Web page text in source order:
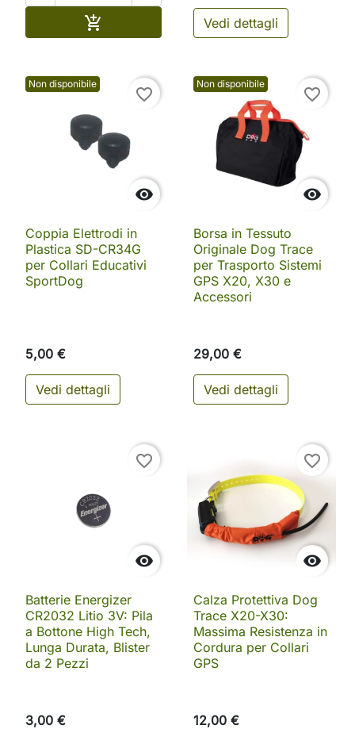
 Aggiungi al carrelloVedi dettagli
Non disponibile

favorite_border
Coppia Elettrodi in
Plastica SD-CR34G
per Collari Educativi
SportDog
5,00 €
Vedi dettagli
Non disponibile

favorite_border
Borsa in Tessuto
Originale Dog Trace
per Trasporto Sistemi
GPS X20, X30 e
Accessori
29,00 €
Vedi dettagli

favorite_border
Batterie Energizer
CR2032 Litio 3V: Pila
a Bottone High Tech,
Lunga Durata, Blister
da 2 Pezzi
3,00 €

favorite_border
Calza Protettiva Dog
Trace X20-X30:
Massima Resistenza in
Cordura per Collari
GPS
12,00 €